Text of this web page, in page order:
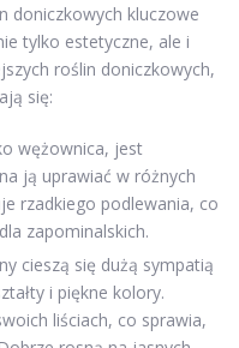
doniczkowych kluczowe
tylko estetyczne, ale i
roślin doniczkowych,
się:
wężownica, jest
ją uprawiać w różnych
rzadkiego podlewania, co
zapominalskich.
cieszą się dużą sympatią
i piękne kolory.
liściach, co sprawia,